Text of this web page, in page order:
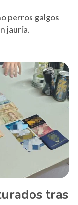
perros galgos
jauría.
tras